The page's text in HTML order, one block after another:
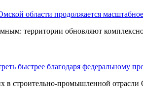
области продолжается
территории обновляют
быстрее благодаря федеральному
строительно‑промышленной отрасли